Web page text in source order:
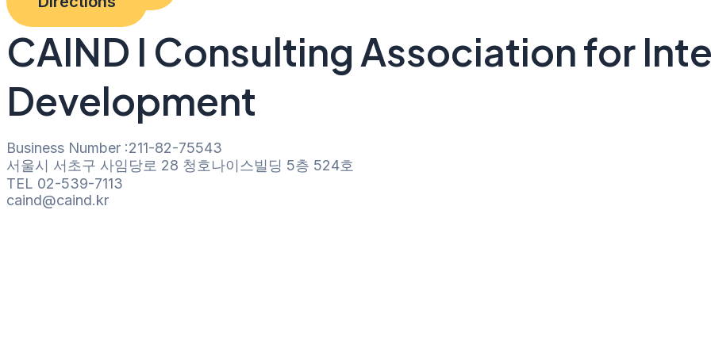
CAIND I Consulting Association for
Development
Business Number :211-82-75543
서울시 서초구 사임당로 28 청호나이스빌딩 5층 524호
TEL 02-539-7113
caind@caind.kr